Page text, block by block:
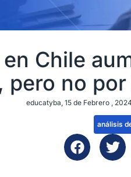
Chile
pero no
educatyba , 15 de Febrero ,
análisis